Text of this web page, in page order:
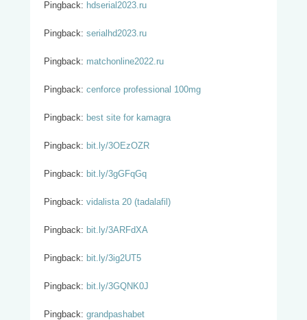
Pingback: hdserial2023.ru
Pingback: serialhd2023.ru
Pingback: matchonline2022.ru
Pingback: cenforce professional 100mg
Pingback: best site for kamagra
Pingback: bit.ly/3OEzOZR
Pingback: bit.ly/3gGFqGq
Pingback: vidalista 20 (tadalafil)
Pingback: bit.ly/3ARFdXA
Pingback: bit.ly/3ig2UT5
Pingback: bit.ly/3GQNK0J
Pingback: grandpashabet